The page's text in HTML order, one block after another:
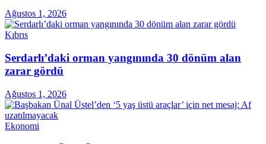
Ağustos 1, 2026
Kıbrıs
Serdarlı’daki orman yangınında 30 dönüm alan
zarar gördü
Ağustos 1, 2026
Ekonomi